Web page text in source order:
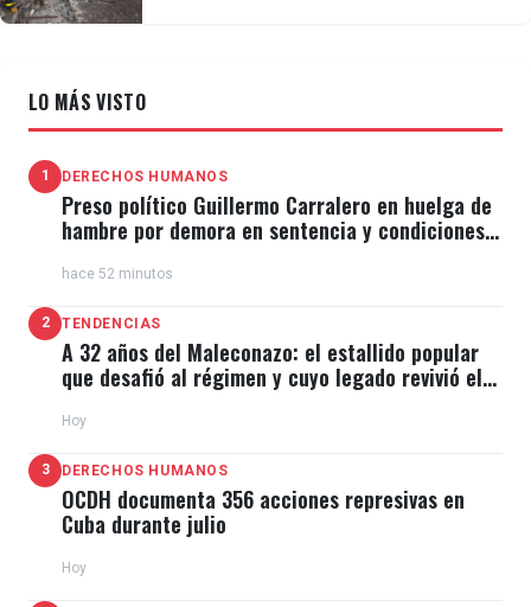
LO MÁS VISTO
1 DERECHOS HUMANOS
Preso político Guillermo Carralero en huelga de
hambre por demora en sentencia y condiciones
hace 52 minutos
2 TENDENCIAS
A 32 años del Maleconazo: el estallido popular
que desafió al régimen y cuyo legado revivió el
Hoy
3 DERECHOS HUMANOS
OCDH documenta 356 acciones represivas en
Cuba durante julio
Hoy